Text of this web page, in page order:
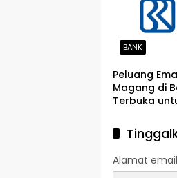
BANK
Peluang
Magang di
Terbuka
Alamat